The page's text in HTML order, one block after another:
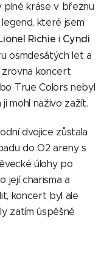
plné kráse v březnu
které jsem
Richie i Cyndi
osmdesátých let a
koncert
True Colors nebyl
mohl naživo zažít.
dvojice zůstala
do O2 areny s
úlohy po
její charisma a
koncert byl ale
zatím úspěšně